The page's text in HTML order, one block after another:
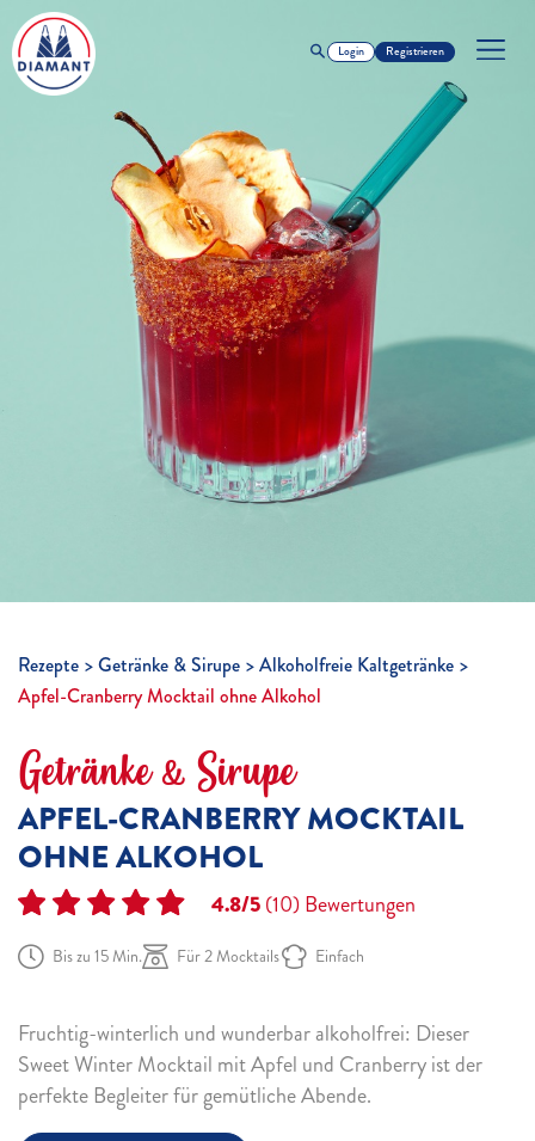
Login Registrieren
Rezepte Getränke & Sirupe
Alkoholfreie Kaltgetränke
Apfel-Cranberry Mocktail ohne Alkohol
Getränke & Sirupe
APFEL-CRANBERRY MOCKTAIL
OHNE ALKOHOL
4.8/5(10)Bewertungen
Bis zu 15 Min. Für 2 Mocktails Einfach
Fruchtig-winterlich und wunderbar alkoholfrei: Dieser
Sweet Winter Mocktail mit Apfel und Cranberry ist der
perfekte Begleiter für gemütliche Abende.